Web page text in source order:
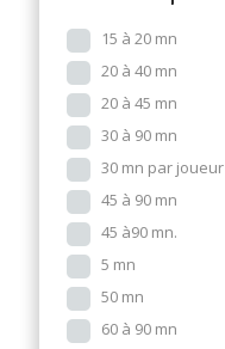
15 à 20 mn
20 à 40 mn
20 à 45 mn
30 à 90 mn
30 mn par joueur
45 à 90 mn
45 à90 mn.
5 mn
50 mn
60 à 90 mn